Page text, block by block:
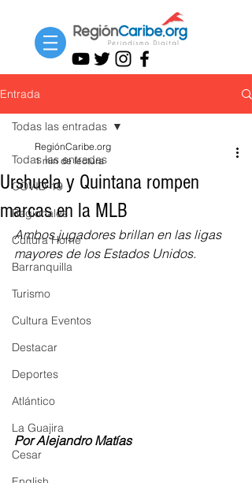
Entrada
Todas las entradas
COVID-19
Regionales
Cultura Home
Barranquilla
Turismo
Cultura Eventos
Destacar
Deportes
Atlántico
La Guajira
Cesar
Todas las entradas
Urshuela y Quintana rompen
marcas en la MLB
RegiónCaribe.org
1 min de lectura
Ambos jugadores brillan en las ligas
mayores de los Estados Unidos.
Por Alejandro Matías